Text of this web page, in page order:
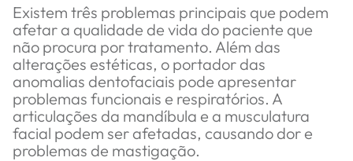
Existem três problemas principais que podem
afetar a qualidade de vida do paciente que
não procura por tratamento. Além das
alterações estéticas, o portador das
anomalias dentofaciais pode apresentar
problemas funcionais e respiratórios. A
articulações da mandíbula e a musculatura
facial podem ser afetadas, causando dor e
problemas de mastigação.